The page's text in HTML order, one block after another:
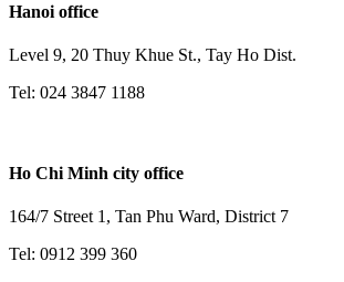
Hanoi office
Level 9, 20 Thuy Khue St., Tay Ho Dist.
Tel: 024 3847 1188
Ho Chi Minh city office
164/7 Street 1, Tan Phu Ward, District 7
Tel: 0912 399 360